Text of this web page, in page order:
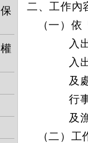
二、工作內
（一）
入
入
及
行
及
（二）